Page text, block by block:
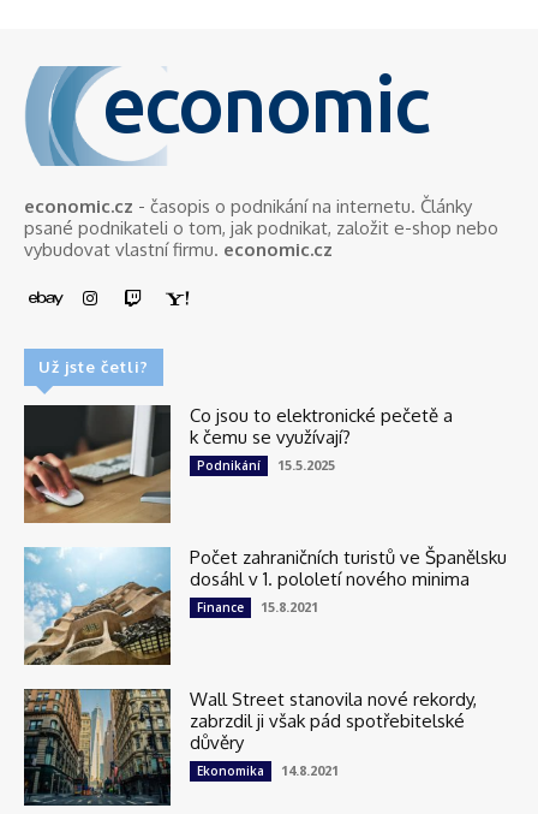
economic
economic.cz - časopis o podnikání na internetu. Články
psané podnikateli o tom, jak podnikat, založit e-shop nebo
vybudovat vlastní firmu. economic.cz
Už jste četli?
Co jsou to elektronické pečetě a
k čemu se využívají?
Podnikání 15.5.2025
Počet zahraničních turistů ve Španělsku
dosáhl v 1. pololetí nového minima
Finance 15.8.2021
Wall Street stanovila nové rekordy,
zabrzdil ji však pád spotřebitelské
důvěry
Ekonomika 14.8.2021